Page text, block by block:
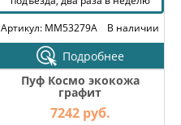
Артикул: MM53279A
В наличии
Подробнее
Пуф Космо экокожа
графит
7242 руб.